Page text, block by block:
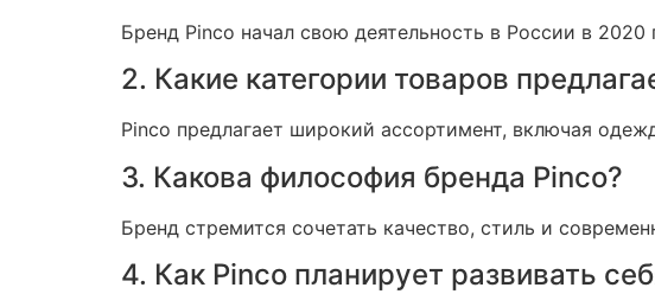
Бренд Pinco начал свою деятельность в России в
2. Какие категории товаров
Pinco предлагает широкий ассортимент, включая
3. Какова философия бренда Pinco?
Бренд стремится сочетать качество, стиль и
4. Как Pinco планирует развивать